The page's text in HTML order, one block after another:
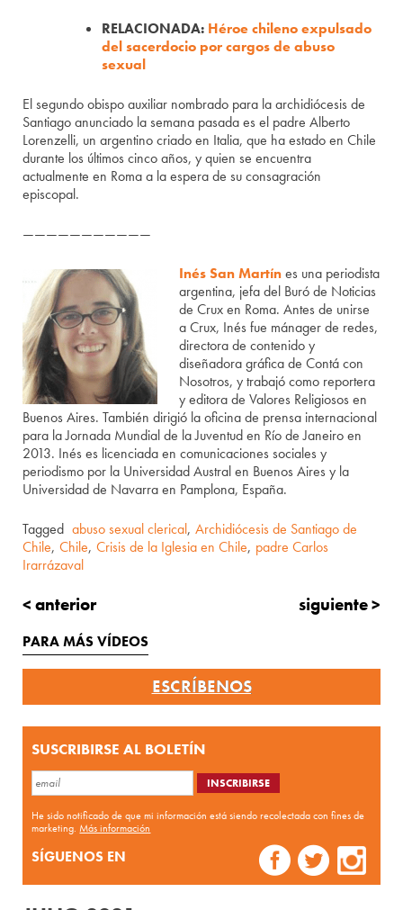
RELACIONADA: Héroe chileno expulsado
del sacerdocio por cargos de abuso
sexual
El segundo obispo auxiliar nombrado para la archidiócesis de
Santiago anunciado la semana pasada es el padre Alberto
Lorenzelli, un argentino criado en Italia, que ha estado en Chile
durante los últimos cinco años, y quien se encuentra
actualmente en Roma a la espera de su consagración
episcopal.
———————————
Inés San Martínes una periodista
argentina, jefa del Buró de Noticias
de Crux en Roma. Antes de unirse
a Crux, Inés fue mánager de redes,
directora de contenido y
diseñadora gráfica de Contá con
Nosotros, y trabajó como reportera
y editora de Valores Religiosos en
Buenos Aires. También dirigió la oficina de prensa internacional
para la Jornada Mundial de la Juventud en Río de Janeiro en
2013. Inés es licenciada en comunicaciones sociales y
periodismo por la Universidad Austral en Buenos Aires y la
Universidad de Navarra en Pamplona, España.
Tagged abuso sexual clerical, Archidiócesis de Santiago de
Chile, Chile, Crisis de la Iglesia en Chile, padre Carlos
Irarrázaval
< anterior siguiente >
PARA MÁS VÍDEOS
ESCRÍBENOS
SUSCRIBIRSE AL BOLETÍN
He sido notificado de que mi información está siendo recolectada con fines de
marketing.Más información
SÍGUENOS EN